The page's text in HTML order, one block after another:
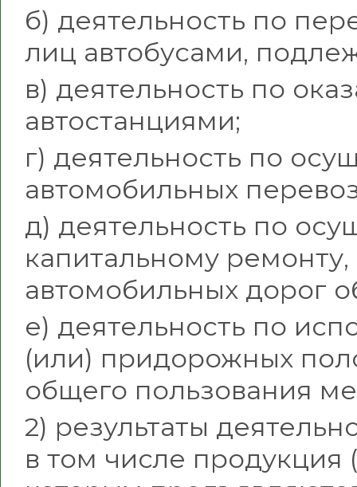
б) деятельность по
лиц автобусами,
в) деятельность по
автостанциями;
г) деятельность по
автомобильных
д) деятельность по
капитальному
автомобильных дорог
е) деятельность по
(или) придорожных
общего пользования
2) результаты
в том числе продукция